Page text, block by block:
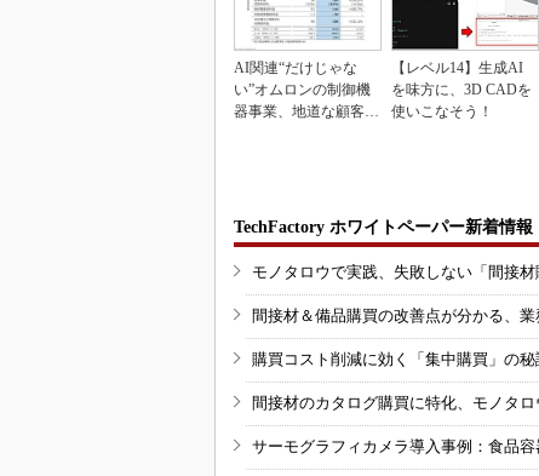
AI関連“だけじゃな
い”オムロンの制御機
器事業、地道な顧客基
【レベル14】生成AI
を味方に、3D CADを
使いこなそう！
TechFactory ホワイトペーパー新着情報
モノタロウで実践、失敗しない「間接
間接材＆備品購買の改善点が分かる、
購買コスト削減に効く「集中購買」の秘
間接材のカタログ購買に特化、モノタ
サーモグラフィカメラ導入事例：食品